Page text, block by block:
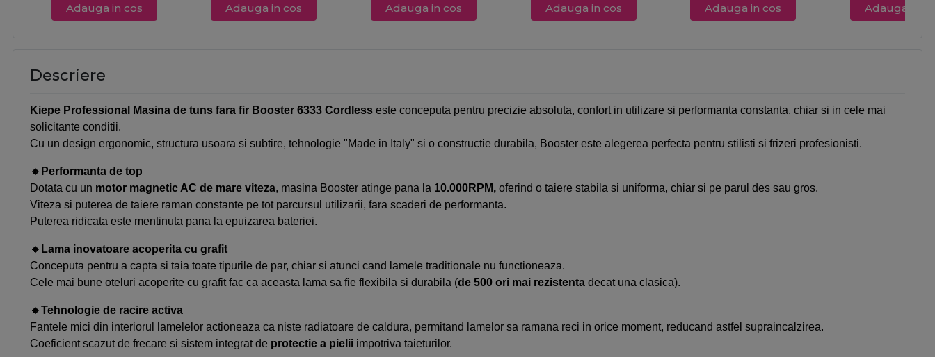
Adauga in cos Adauga in cos Adauga in cos Adauga in cos Adauga in cos Adauga in
Descriere
Kiepe Professional Masina de tuns fara fir Booster 6333 Cordless este conceputa pentru precizie absoluta, confort in utilizare si performanta constanta, chiar si in cele mai
solicitante conditii.
Cu un design ergonomic, structura usoara si subtire, tehnologie "Made in Italy" si o constructie durabila, Booster este alegerea perfecta pentru stilisti si frizeri profesionisti.
🔸 Performanta de top
Dotata cu un motor magnetic AC de mare viteza, masina Booster atinge pana la 10.000RPM, oferind o taiere stabila si uniforma, chiar si pe parul des sau gros.
Viteza si puterea de taiere raman constante pe tot parcursul utilizarii, fara scaderi de performanta.
Puterea ridicata este mentinuta pana la epuizarea bateriei.
🔸 Lama inovatoare acoperita cu grafit
Conceputa pentru a capta si taia toate tipurile de par, chiar si atunci cand lamele traditionale nu functioneaza.
Cele mai bune oteluri acoperite cu grafit fac ca aceasta lama sa fie flexibila si durabila (de 500 ori mai rezistenta decat una clasica).
🔸Tehnologie de racire activa
Fantele mici din interiorul lamelelor actioneaza ca niste radiatoare de caldura, permitand lamelor sa ramana reci in orice moment, reducand astfel supraincalzirea.
Coeficient scazut de frecare si sistem integrat de protectie a pielii impotriva taieturilor.